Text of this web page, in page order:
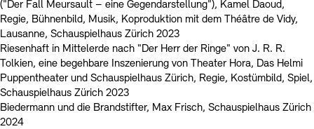
("Der Fall Meursault – eine Gegendarstellung"), Kamel Daoud,
Regie, Bühnenbild, Musik, Koproduktion mit dem Théâtre de Vidy,
Lausanne, Schauspielhaus Zürich 2023
Riesenhaft in Mittelerde nach "Der Herr der Ringe" von J. R. R.
Tolkien, eine begehbare Inszenierung von Theater Hora, Das Helmi
Puppentheater und Schauspielhaus Zürich, Regie, Kostümbild, Spiel,
Schauspielhaus Zürich 2023
Biedermann und die Brandstifter, Max Frisch, Schauspielhaus Zürich
2024